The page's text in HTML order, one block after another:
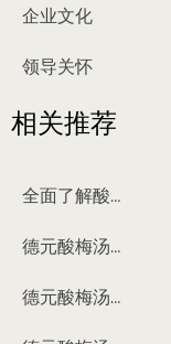
企业文化
领导关怀
相关推荐
全面了解酸梅汤
德元酸梅汤来历
德元酸梅汤制作过程